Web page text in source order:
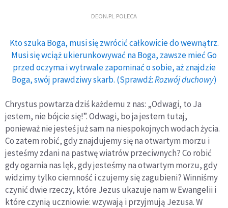
DEON.PL POLECA
Kto szuka Boga, musi się zwrócić całkowicie do wewnątrz.
Musi się wciąż ukierunkowywać na Boga, zawsze mieć Go
przed oczyma i wytrwale zapominać o sobie, aż znajdzie
Boga, swój prawdziwy skarb. (Sprawdź:Rozwój duchowy)
Chrystus powtarza dziś każdemu z nas: „Odwagi, to Ja
jestem, nie bójcie się!”. Odwagi, bo ja jestem tutaj,
ponieważ nie jesteś już sam na niespokojnych wodach życia.
Co zatem robić, gdy znajdujemy się na otwartym morzu i
jesteśmy zdani na pastwę wiatrów przeciwnych? Co robić
gdy ogarnia nas lęk, gdy jesteśmy na otwartym morzu, gdy
widzimy tylko ciemność i czujemy się zagubieni? Winniśmy
czynić dwie rzeczy, które Jezus ukazuje nam w Ewangelii i
które czynią uczniowie: wzywają i przyjmują Jezusa. W